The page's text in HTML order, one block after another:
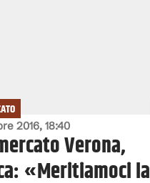
2016, 18:40
Verona,
«Meritiamoci la